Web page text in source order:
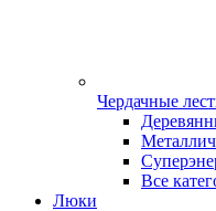
Чердачные
Все
Люки